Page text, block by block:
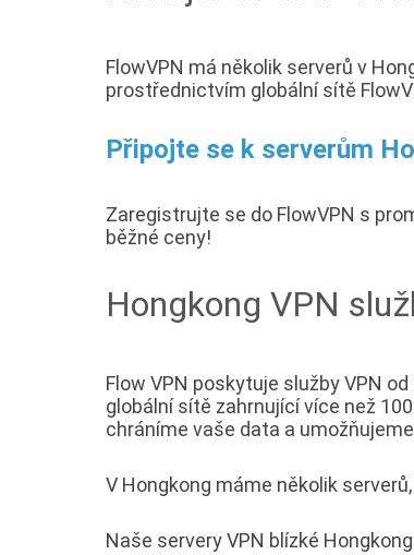
FlowVPN má několik serverů v
prostřednictvím globální sítě
Připojte se k serverům
Zaregistrujte se do FlowVPN s
běžné ceny!
Hongkong VPN
Flow VPN poskytuje služby VPN
globální sítě zahrnující více než
chráníme vaše data a
V Hongkong máme několik
Naše servery VPN blízké